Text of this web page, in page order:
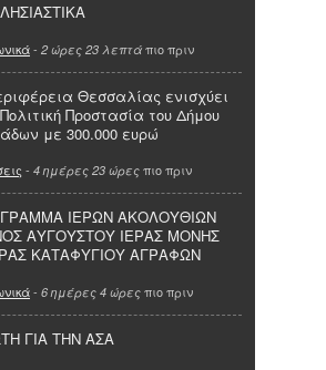
- 2 ώρες 23 λεπτά πιο πριν
Θεσσαλίας ενισχύει
Προστασία του Δήμου
με 300.000 ευρώ
- 4 ημέρες 23 ώρες πιο πριν
ΙΕΡΩΝ ΑΚΟΛΟΥΘΙΩΝ
ΑΥΓΟΥΣΤΟΥ ΙΕΡΑΣ ΜΟΝΗΣ
ΚΑΤΑΦΥΓΙΟΥ ΑΓΡΑΦΩΝ
- 6 ημέρες 4 ώρες πιο πριν
ΓΙΑ ΤΗΝ ΑΣΑ